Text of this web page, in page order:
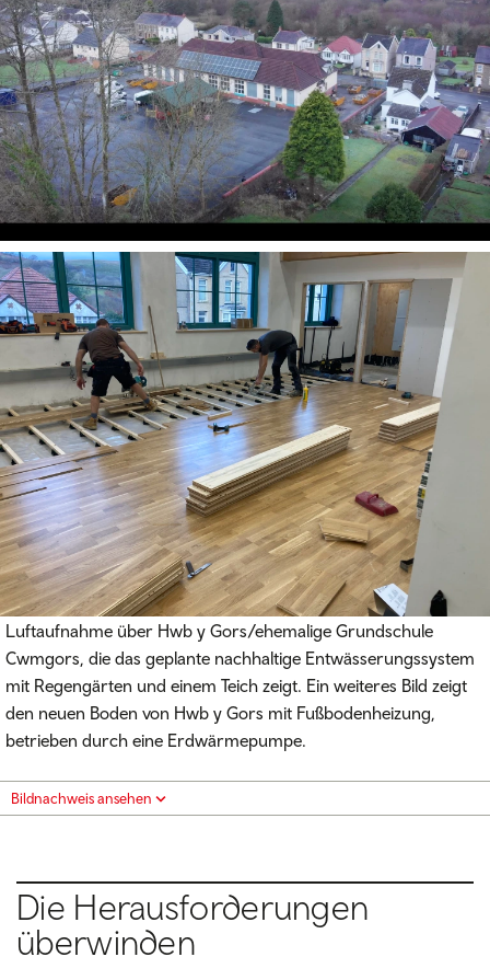
Luftaufnahme über Hwb y Gors/ehemalige Grundschule
Cwmgors, die das geplante nachhaltige Entwässerungssystem
mit Regengärten und einem Teich zeigt. Ein weiteres Bild zeigt
den neuen Boden von Hwb y Gors mit Fußbodenheizung,
betrieben durch eine Erdwärmepumpe.
Bildnachweis ansehen
Die Herausforderungen
überwinden